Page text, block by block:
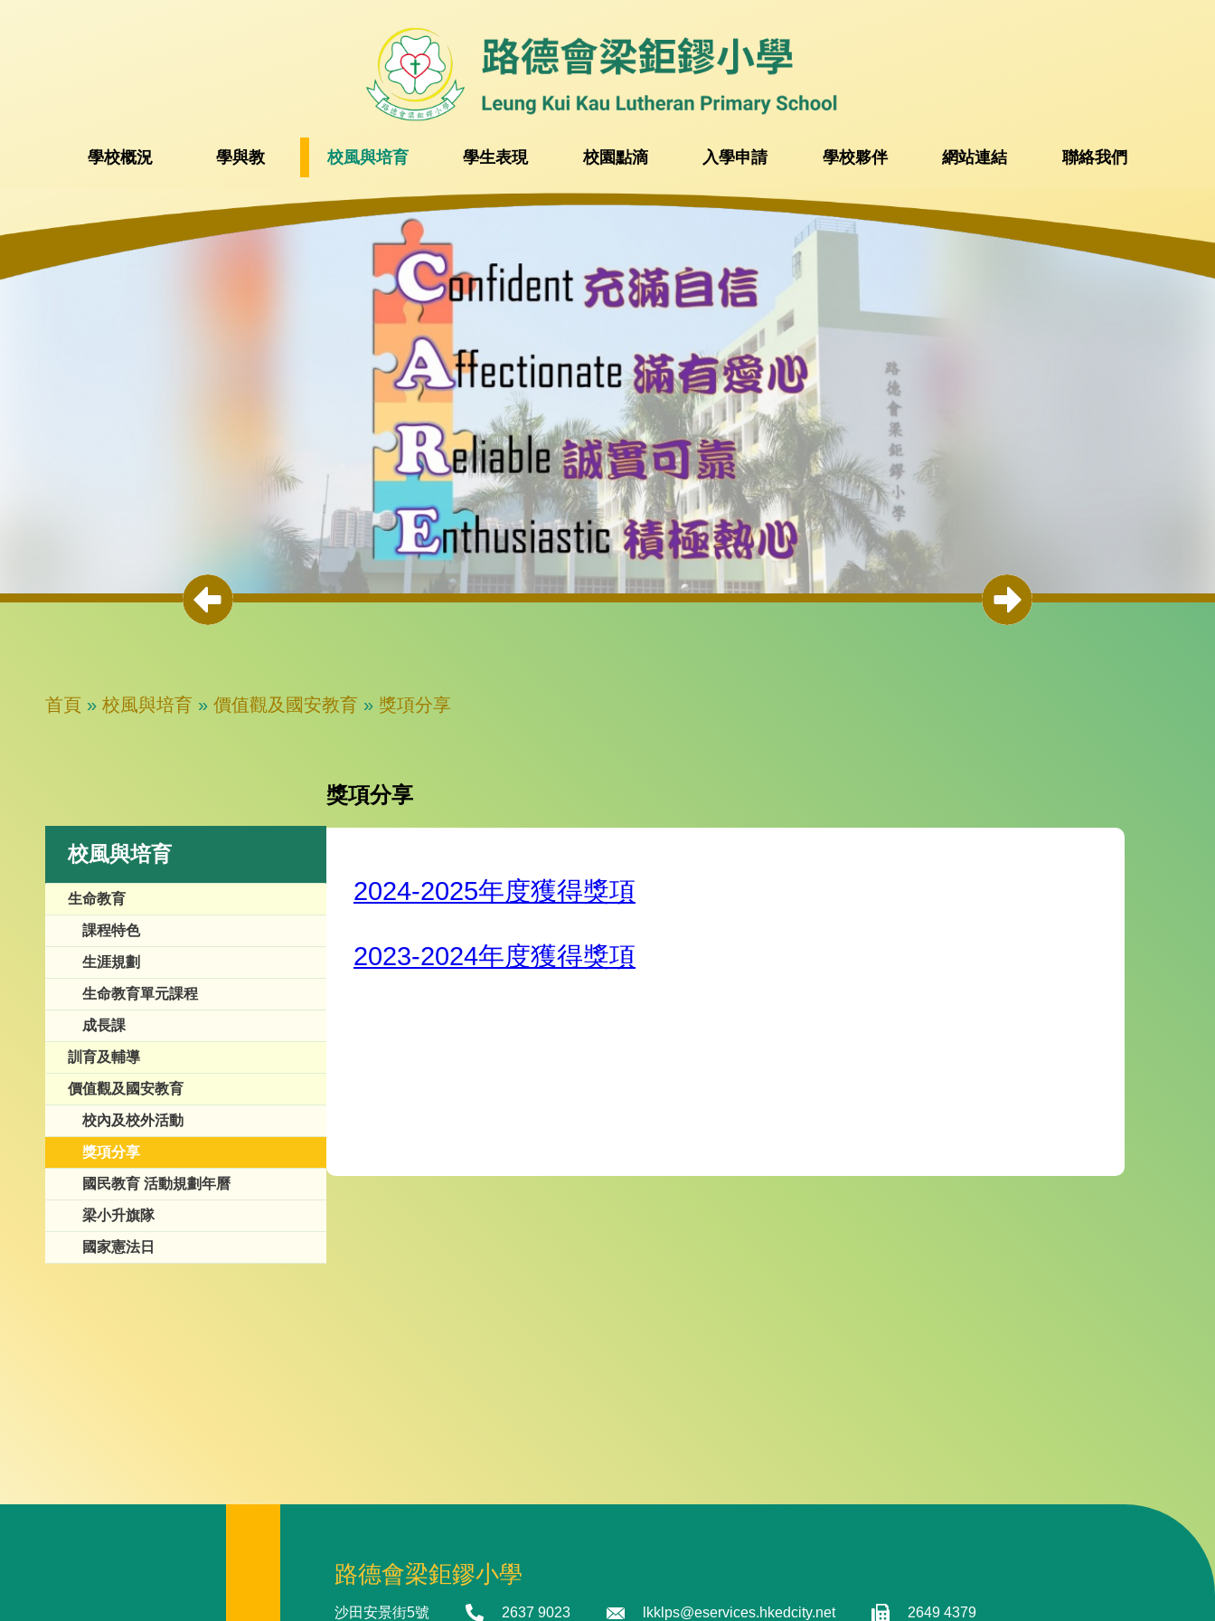
學校概況 學與教 校風與培育 學生表現 校園點滴 入學申請 學校夥伴 網站連結 聯絡我們
首頁 » 校風與培育 » 價值觀及國安教育 » 獎項分享
校風與培育
生命教育
課程特色
生涯規劃
生命教育單元課程
成長課
訓育及輔導
價值觀及國安教育
校內及校外活動
獎項分享
國民教育 活動規劃年曆
梁小升旗隊
國家憲法日
獎項分享
2024-2025年度獲得獎項
2023-2024年度獲得獎項
路德會梁鉅鏐小學
沙田安景街5號 2637 9023 lkklps@eservices.hkedcity.net 2649 4379